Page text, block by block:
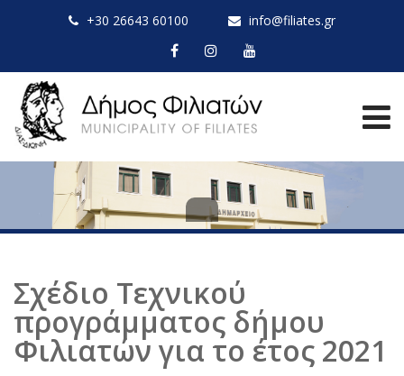
+30 26643 60100 info@filiates.gr
Σχέδιο Τεχνικού
προγράμματος δήμου
Φιλιατών για το έτος 2021